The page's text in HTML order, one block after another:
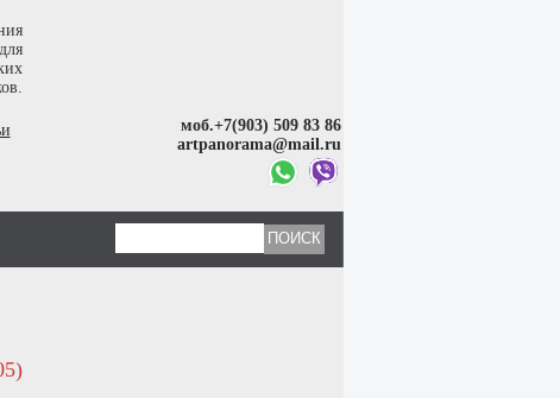
моб.+7(903) 509 83 86
artpanorama@mail.ru